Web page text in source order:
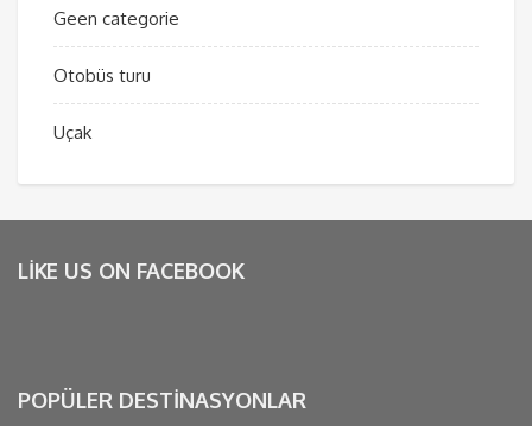
Geen categorie
Otobüs turu
Uçak
LIKE US ON FACEBOOK
POPÜLER DESTINASYONLAR